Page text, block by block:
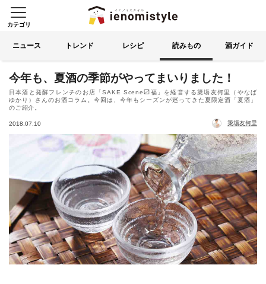
イエノミスタイル 家飲みを楽
カテゴリ
る
ニュース トレンド レシピ 読みもの 酒ガイド
今年も、夏酒の季節がやってまいりました！
日本酒と発酵フレンチのお店「SAKE Scene〼福」を経営する簗塲友何里（やなば
ゆかり）さんのお酒コラム。今回は、今年もシーズンが巡ってきた夏限定酒「夏酒」
のご紹介。
2018.07.10 簗塲友何里